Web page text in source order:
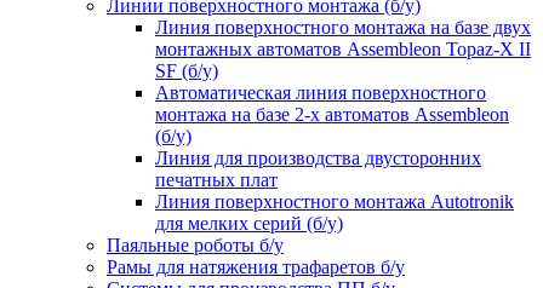
Линии поверхностного монтажа (б/у)
Линия поверхностного монтажа на базе двух
монтажных автоматов Assembleon Topaz-X II
SF (б/у)
Автоматическая линия поверхностного
монтажа на базе 2-х автоматов Assembleon
(б/у)
Линия для производства двусторонних
печатных плат
Линия поверхностного монтажа Autotronik
для мелких серий (б/у)
Паяльные роботы б/у
Рамы для натяжения трафаретов б/у